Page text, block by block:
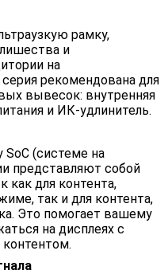
рамку,
и
на
рекомендована для
вывесок: внутренняя
и ИК-удлинитель.
SoC (системе на
представляют собой
для контента,
так и для контента,
Это помогает вашему
на дисплеях с